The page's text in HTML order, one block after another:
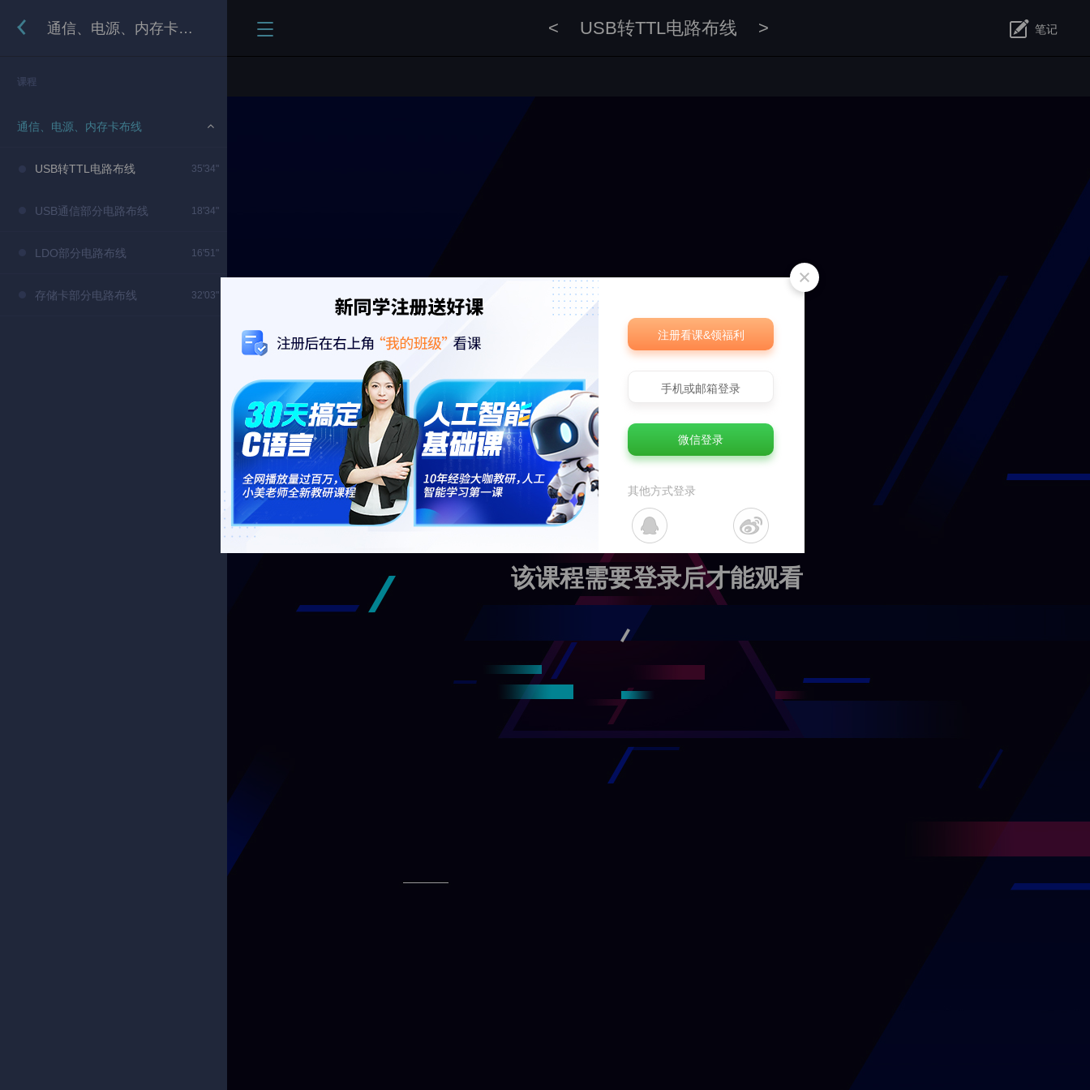
通信、电源、内存卡布线
课程
通信、电源、内存卡布线
USB转TTL电路布线 35'34"
USB通信部分电路布线 18'34"
LDO部分电路布线 16'51"
存储卡部分电路布线 32'03"
< USB转TTL电路布线 > 笔记
该课程需要登录后才能观看
注册看课&领福利
手机或邮箱登录
微信登录
其他方式登录